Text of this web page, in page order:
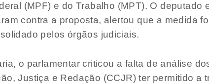
(MPF) e do Trabalho (MPT). O deputado
contra a proposta, alertou que a medida
pelos órgãos judiciais.
o parlamentar criticou a falta de análise
Justiça e Redação (CCJR) ter permitido a